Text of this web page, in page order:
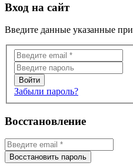
Вход на сайт
Введите данные указанные при
Забыли пароль?
Восстановление